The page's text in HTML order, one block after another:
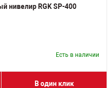
нивелир RGK SP-400
Есть в наличии
В один клик